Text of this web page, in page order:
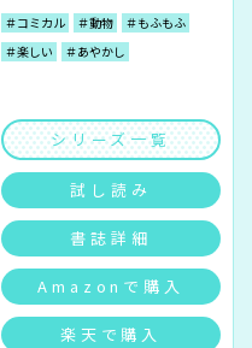
＃コミカル ＃動物
＃もふもふ
＃楽しい
＃あやかし
シリーズ一覧
試し読み
書誌詳細
Amazonで購入
楽天で購入